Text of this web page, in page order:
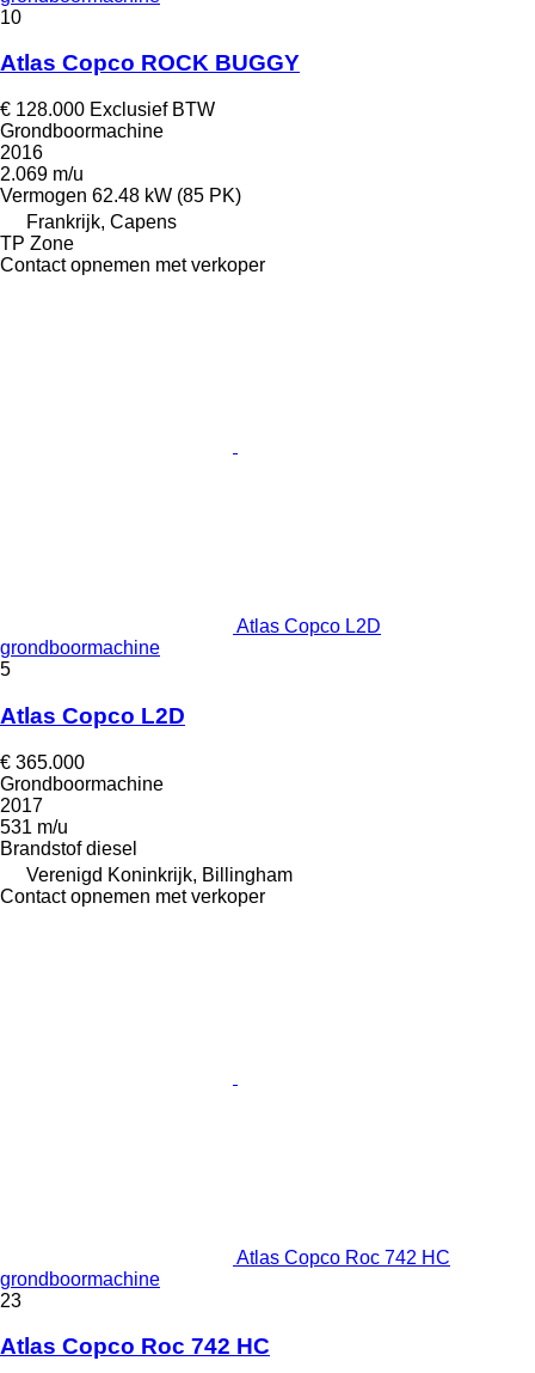
10
Atlas Copco ROCK BUGGY
€ 128.000 Exclusief BTW
Grondboormachine
2016
2.069 m/u
Vermogen 62.48 kW (85 PK)
Frankrijk, Capens
TP Zone
Contact opnemen met verkoper
Atlas Copco L2D
grondboormachine
5
Atlas Copco L2D
€ 365.000
Grondboormachine
2017
531 m/u
Brandstof diesel
Verenigd Koninkrijk, Billingham
Contact opnemen met verkoper
Atlas Copco Roc 742 HC
grondboormachine
23
Atlas Copco Roc 742 HC